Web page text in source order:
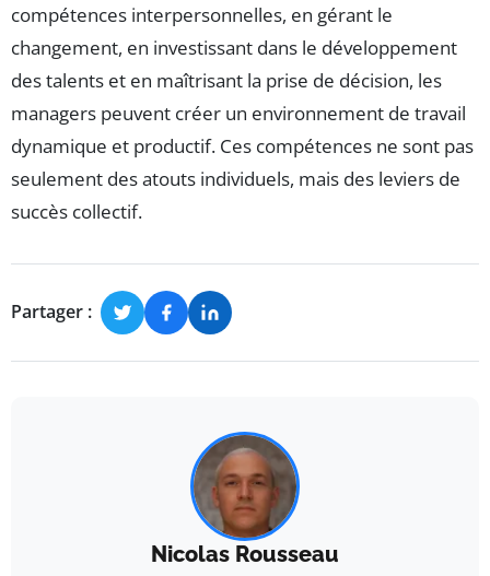
compétences interpersonnelles, en gérant le
changement, en investissant dans le développement
des talents et en maîtrisant la prise de décision, les
managers peuvent créer un environnement de travail
dynamique et productif. Ces compétences ne sont pas
seulement des atouts individuels, mais des leviers de
succès collectif.
Partager :
Nicolas Rousseau